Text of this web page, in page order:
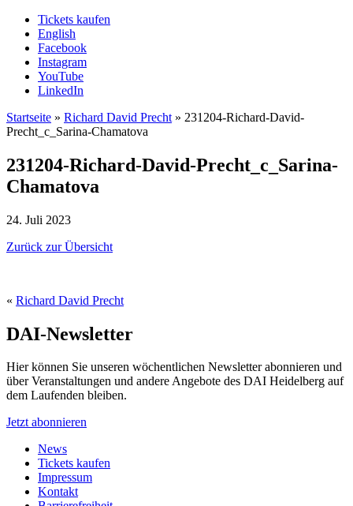
Tickets kaufen
English
Facebook
Instagram
YouTube
LinkedIn
Startseite » Richard David Precht » 231204-​Richard-David-
Precht_c_Sarina-Chamatova
231204-​Richard-David-Precht_c_Sarina-
Chamatova
24. Juli 2023
Zurück zur Übersicht
« Richard David Precht
DAI-Newsletter
Hier können Sie unseren wöchentlichen Newsletter abonnieren und
über Veranstaltungen und andere Angebote des DAI Heidelberg auf
dem Laufenden bleiben.
Jetzt abonnieren
News
Tickets kaufen
Impressum
Kontakt